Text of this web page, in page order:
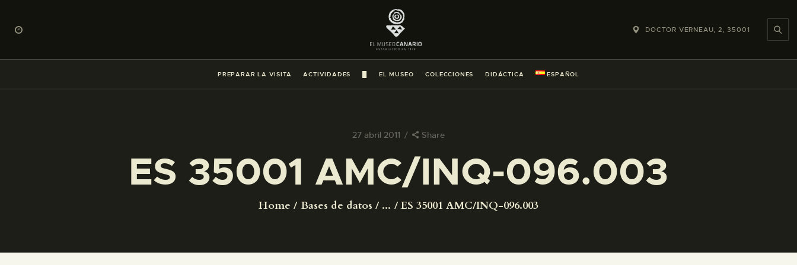
DOCTOR VERNEAU, 2, 35001
PREPARAR LA VISITA ACTIVIDADES EL MUSEO COLECCIONES DIDÁCTICA ESPAÑOL
27 abril 2011 Share
ES 35001 AMC/INQ-096.003
Home Bases de datos ... ES 35001 AMC/INQ-096.003
PREPARAR LA VISITA
ACTIVIDADES
█
COLECCIONES
DIDÁCTICA